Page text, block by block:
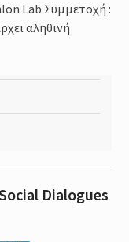
Lab Συμμετοχή :
αληθινή
Dialogues